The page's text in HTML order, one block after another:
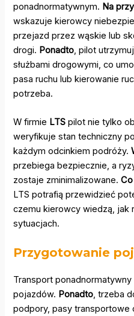
ponadnormatywnym. Na
wskazuje kierowcy
przejazd przez wąskie lub
drogi. Ponadto, pilot
służbami drogowymi, co
pasa ruchu lub kierowanie
potrzeba.
W firmie LTS pilot nie tylko
weryfikuje stan techniczny
każdym odcinkiem podróży.
przebiega bezpiecznie, a
zostaje zminimalizowane.
LTS potrafią przewidzieć
czemu kierowcy wiedzą, jak
sytuacjach.
Przygotowanie
Transport
pojazdów. Ponadto, trzeba
podpory, pasy transportowe